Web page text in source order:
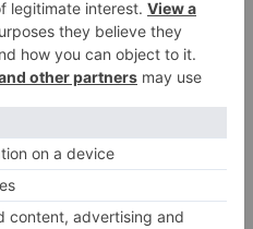
(Inglaterra).
personas en el estadio
un minuto de silencio
el choque por las
de Bruselas, los